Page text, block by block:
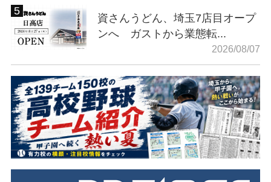
資さんうどん、埼玉7店目オープ
ンへ ガストから業態転...
2026/08/07